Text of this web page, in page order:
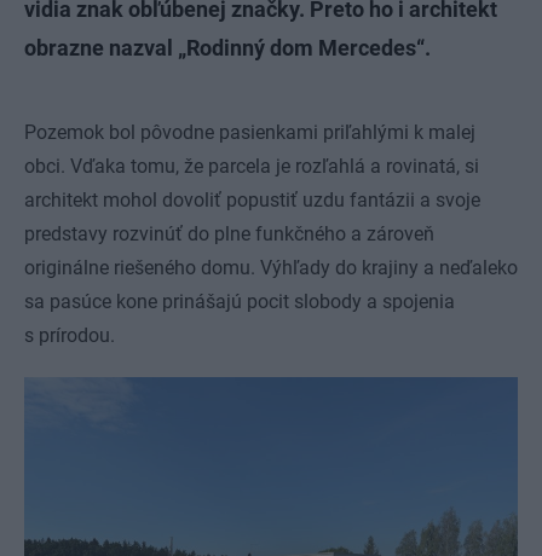
vidia znak obľúbenej značky. Preto ho i architekt
obrazne nazval „Rodinný dom Mercedes“.
Pozemok bol pôvodne pasienkami priľahlými k malej
obci. Vďaka tomu, že parcela je rozľahlá a rovinatá, si
architekt mohol dovoliť popustiť uzdu fantázii a svoje
predstavy rozvinúť do plne funkčného a zároveň
originálne riešeného domu. Výhľady do krajiny a neďaleko
sa pasúce kone prinášajú pocit slobody a spojenia
s prírodou.